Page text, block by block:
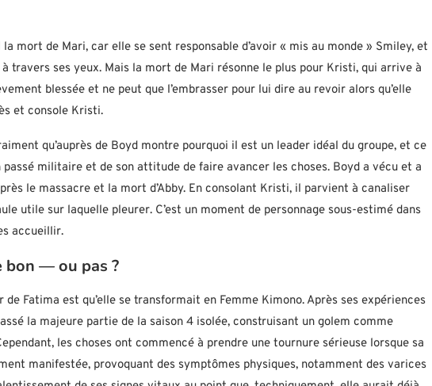
mort de Mari, car elle se sent responsable d’avoir « mis au monde » Smiley, et
travers ses yeux. Mais la mort de Mari résonne le plus pour Kristi, qui arrive à
blessée et ne peut que l’embrasser pour lui dire au revoir alors qu’elle
et console Kristi.
qu’auprès de Boyd montre pourquoi il est un leader idéal du groupe, et ce
passé militaire et de son attitude de faire avancer les choses. Boyd a vécu et a
le massacre et la mort d’Abby. En consolant Kristi, il parvient à canaliser
utile sur laquelle pleurer. C’est un moment de personnage sous-estimé dans
accueillir.
bon — ou pas ?
Fatima est qu’elle se transformait en Femme Kimono. Après ses expériences
la majeure partie de la saison 4 isolée, construisant un golem comme
les choses ont commencé à prendre une tournure sérieuse lorsque sa
manifestée, provoquant des symptômes physiques, notamment des varices